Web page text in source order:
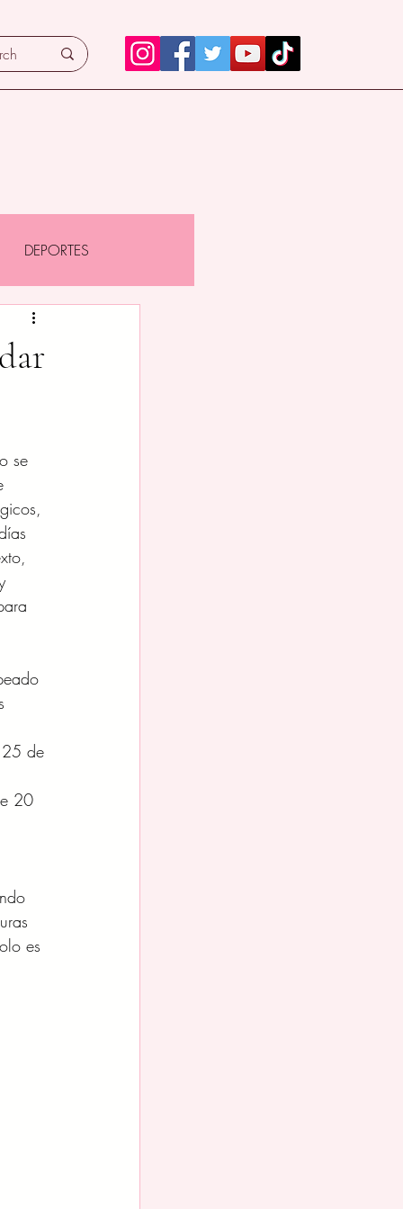
DEPORTES
se
25 de
20
es